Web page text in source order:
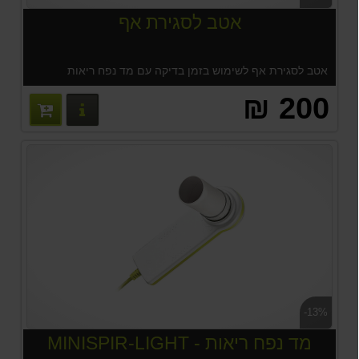
אטב לסגירת אף
אטב לסגירת אף לשימוש בזמן בדיקה עם מד נפח ריאות
200 ₪ פרטים
-13%
מד נפח ריאות - MINISPIR-LIGHT